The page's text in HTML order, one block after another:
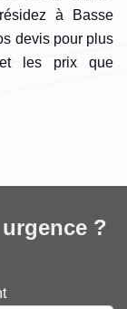
à Basse
devis pour plus
les prix que
?